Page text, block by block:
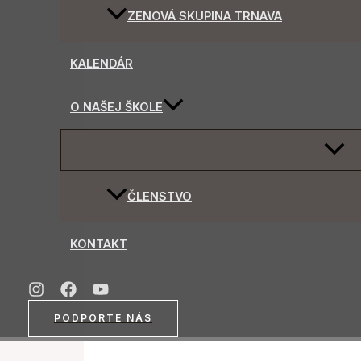
ZENOVÁ SKUPINA TRNAVA
KALENDÁR
O NAŠEJ ŠKOLE
MENU
ČLENSTVO
KONTAKT
PODPORTE NÁS